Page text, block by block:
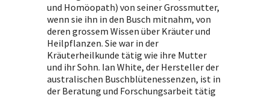
und Homöopath) von seiner Grossmutter,
wenn sie ihn in den Busch mitnahm, von
deren grossem Wissen über Kräuter und
Heilpflanzen. Sie war in der
Kräuterheilkunde tätig wie ihre Mutter
und ihr Sohn. Ian White, der Hersteller der
australischen Buschblütenessenzen, ist in
der Beratung und Forschungsarbeit tätig